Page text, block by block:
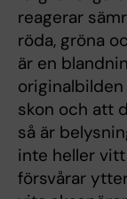
reagerar
röda, gröna
är en
originalbilden
skon och att
så är
inte heller
försvårar